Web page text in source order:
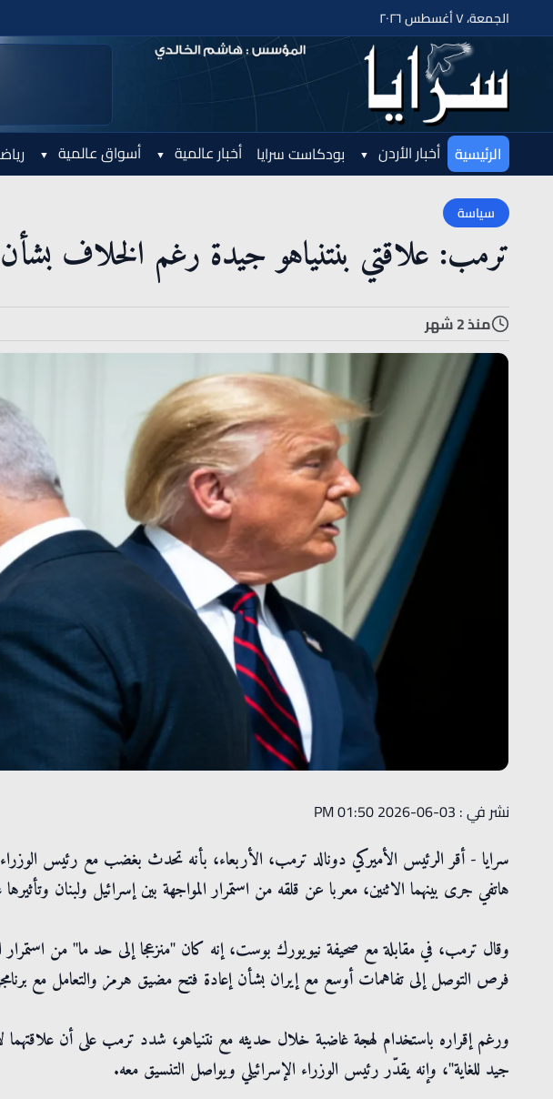
الجمعة، ٧ أغسطس ٢٠٢٦
الرئيسية أخبار الأردن بودكاست سرايا أخبار عالمية أسواق عالمية
سياسة
ترمب: علاقتي بنتنياهو جيدة رغم الخلاف
منذ 2 شهر
نشر في : 03-06-2026 01:50 PM
سرايا - أقر الرئيس الأميركي دونالد ترمب، الأربعاء، بأنه تحدث بغضب مع رئيس الوزراء
هاتفي جرى بينهما الاثنين، معربا عن قلقه من استمرار المواجهة بين إسرائيل ولبنان وتأثيرها
وقال ترمب، في مقابلة مع صحيفة نيويورك بوست، إنه كان "منزعجا إلى حد ما" من استمرار
فرص التوصل إلى تفاهمات أوسع مع إيران بشأن إعادة فتح مضيق هرمز والتعامل مع
ورغم إقراره باستخدام لهجة غاضبة خلال حديثه مع نتنياهو، شدد ترمب على أن علاقتهما
جيد للغاية"، وإنه يقدّر رئيس الوزراء الإسرائيلي ويواصل التنسيق معه.